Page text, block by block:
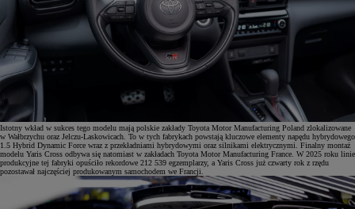
Istotny wkład w sukces tego modelu mają polskie zakłady Toyota Motor Manufacturing Poland zlokalizowane
w Wałbrzychu oraz Jelczu-Laskowicach. To w tych fabrykach powstają kluczowe elementy napędu hybrydowego
1.5 Hybrid Dynamic Force wraz z przekładniami hybrydowymi oraz silnikami elektrycznymi. Finalny montaż
modelu Yaris Cross odbywa się natomiast w zakładach Toyota Motor Manufacturing France. W 2025 roku linie
produkcyjne tej fabryki opuściło rekordowe 212 539 egzemplarzy, a Yaris Cross już czwarty rok z rzędu
pozostawał najczęściej produkowanym samochodem we Francji.